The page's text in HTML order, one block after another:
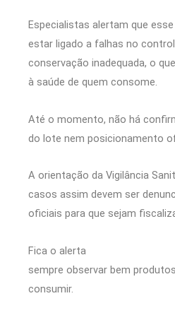
Especialistas alertam que
estar ligado a falhas no
conservação inadequada, o
à saúde de quem consome.
Até o momento, não há
do lote nem posicionamento
A orientação da Vigilância
casos assim devem ser
oficiais para que sejam
Fica o alerta
sempre observar bem
consumir.